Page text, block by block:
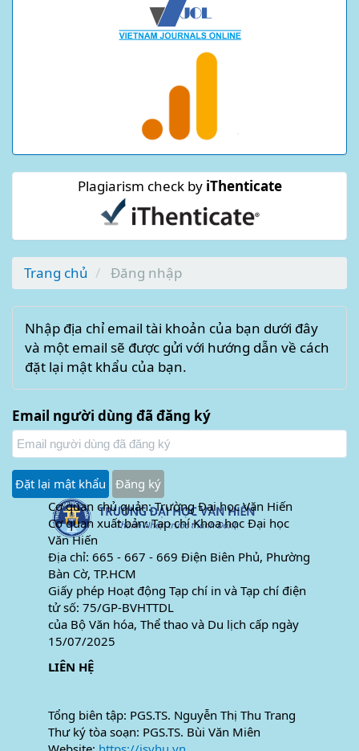
Plagiarism check byiThenticate
Trang chủ Đăng nhập
Nhập địa chỉ email tài khoản của bạn dưới đây
và một email sẽ được gửi với hướng dẫn về cách
đặt lại mật khẩu của bạn.
Email người dùng đã đăng ký
Đặt lại mật khẩu
Đăng ký
Cơ quan chủ quản: Trường Đại học Văn Hiến
Cơ quan xuất bản: Tạp chí Khoa học Đại học
Văn Hiến
Địa chỉ: 665 - 667 - 669 Điện Biên Phủ, Phường
Bàn Cờ, TP.HCM
Giấy phép Hoạt động Tạp chí in và Tạp chí điện
tử số: 75/GP-BVHTTDL
của Bộ Văn hóa, Thể thao và Du lịch cấp ngày
15/07/2025
LIÊN HỆ
Tổng biên tập: PGS.TS. Nguyễn Thị Thu Trang
Thư ký tòa soạn: PGS.TS. Bùi Văn Miên